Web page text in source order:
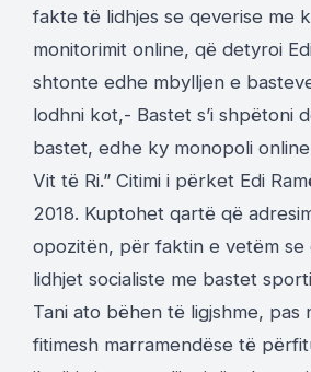
fakte të lidhjes se qeverise me
monitorimit online, që detyroi
shtonte edhe mbylljen e
lodhni kot,- Bastet s’i shpëtoni
bastet, edhe ky monopoli
Vit të Ri.” Citimi i përket Edi
2018. Kuptohet qartë që
opozitën, për faktin e vetëm se
lidhjet socialiste me bastet
Tani ato bëhen të ligjshme, pas
fitimesh marramendëse të